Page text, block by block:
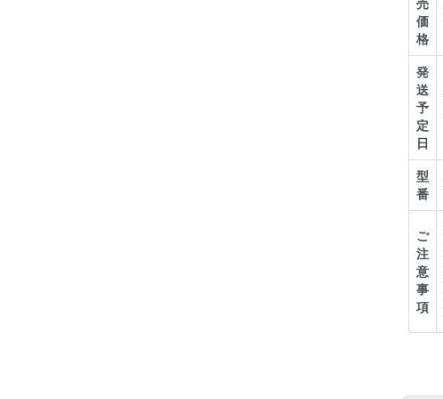
売
価
格
発
送
予
定
日
型
番
ご
注
意
事
項